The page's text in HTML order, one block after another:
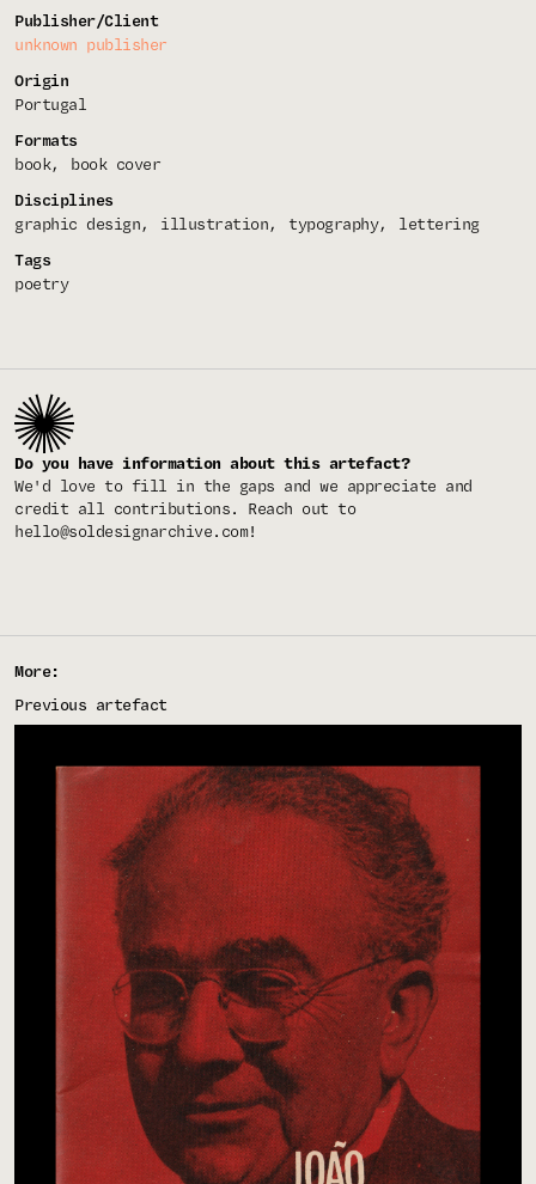
Publisher/Client
unknown publisher
Origin
Portugal
Formats
book
book cover
Disciplines
graphic design
illustration typography
lettering
Tags
poetry
Do you have information about this artefact?
We'd love to fill in the gaps and we appreciate and
credit all contributions. Reach out to
hello@soldesignarchive.com!
More:
Previous artefact